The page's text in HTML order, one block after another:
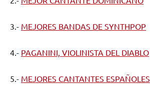
3.- MEJORES BANDAS DE SYNTHPOP
4.- PAGANINI, VIOLINISTA DEL DIABLO
5.- MEJORES CANTANTES ESPAÑOLES